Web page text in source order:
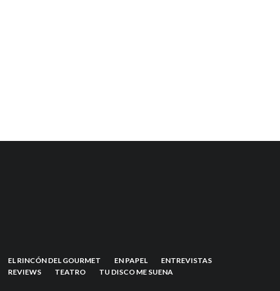
EL RINCÓN DEL GOURMET EN PAPEL
ENTREVISTAS
REVIEWS TEATRO TU DISCO ME SUENA